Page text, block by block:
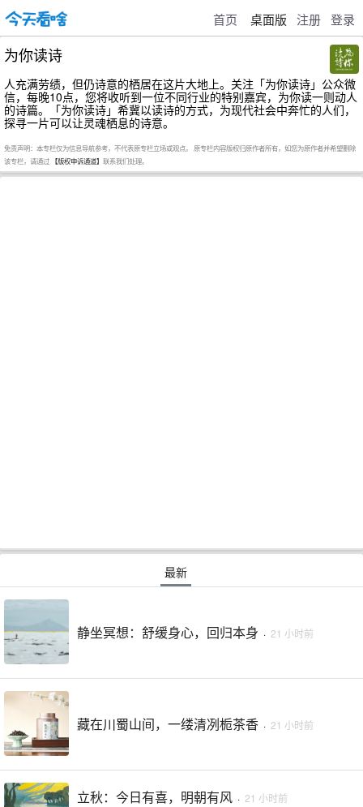
首页 桌面版 注册 登录
为你读诗
人充满劳绩，但仍诗意的栖居在这片大地上。关注「为你读诗」公众微
信，每晚10点，您将收听到一位不同行业的特别嘉宾，为你读一则动人
的诗篇。「为你读诗」希冀以读诗的方式，为现代社会中奔忙的人们，
探寻一片可以让灵魂栖息的诗意。
免责声明：本专栏仅为信息导航参考，不代表原专栏立场或观点。 原专栏内容版权归原作者所有，如您为原作者并希望删除
该专栏，请通过 【版权申诉通道】 联系我们处理。
最新
静坐冥想：舒缓身心，回归本身 · 21 小时前
藏在川蜀山间，一缕清冽栀茶香 · 21 小时前
立秋：今日有喜，明朝有风 · 21 小时前